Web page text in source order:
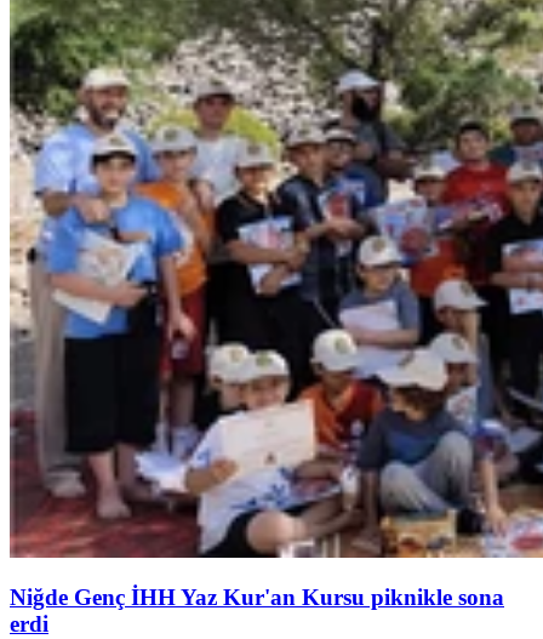
Niğde Genç İHH Yaz Kur'an Kursu piknikle sona
erdi